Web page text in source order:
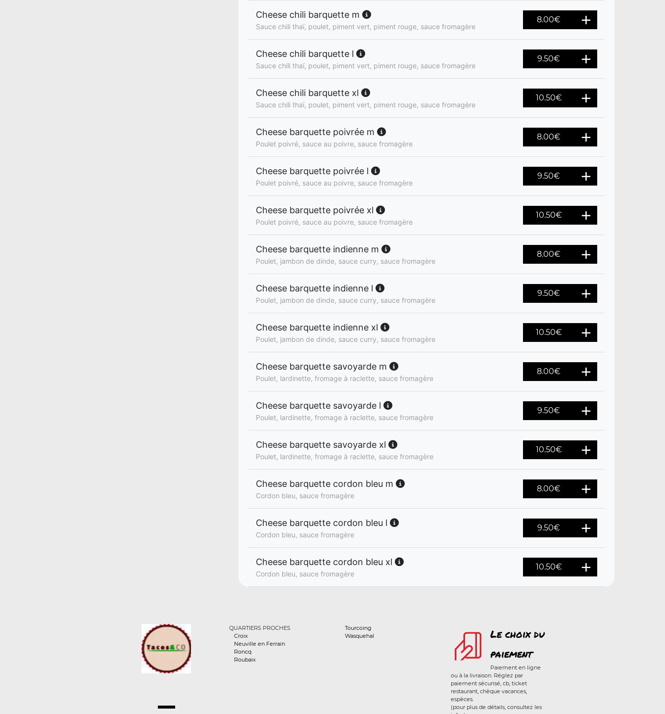
Cheese chili barquette m
Sauce chili thaï, poulet, piment vert, piment rouge, sauce fromagère
8.00€
Cheese chili barquette l
Sauce chili thaï, poulet, piment vert, piment rouge, sauce fromagère
9.50€
Cheese chili barquette xl
Sauce chili thaï, poulet, piment vert, piment rouge, sauce fromagère
10.50€
Cheese barquette poivrée m
Poulet poivré, sauce au poivre, sauce fromagère
8.00€
Cheese barquette poivrée l
Poulet poivré, sauce au poivre, sauce fromagère
9.50€
Cheese barquette poivrée xl
Poulet poivré, sauce au poivre, sauce fromagère
10.50€
Cheese barquette indienne m
Poulet, jambon de dinde, sauce curry, sauce fromagère
8.00€
Cheese barquette indienne l
Poulet, jambon de dinde, sauce curry, sauce fromagère
9.50€
Cheese barquette indienne xl
Poulet, jambon de dinde, sauce curry, sauce fromagère
10.50€
Cheese barquette savoyarde m
Poulet, lardinette, fromage à raclette, sauce fromagère
8.00€
Cheese barquette savoyarde l
Poulet, lardinette, fromage à raclette, sauce fromagère
9.50€
Cheese barquette savoyarde xl
Poulet, lardinette, fromage à raclette, sauce fromagère
10.50€
Cheese barquette cordon bleu m
Cordon bleu, sauce fromagère
8.00€
Cheese barquette cordon bleu l
Cordon bleu, sauce fromagère
9.50€
Cheese barquette cordon bleu xl
Cordon bleu, sauce fromagère
10.50€
QUARTIERS PROCHES
Croix
Neuville en Ferrain
Roncq
Roubaix
Tourcoing
Wasquehal
Le choix du
paiement
Paiement en ligne
ou à la livraison. Réglez par
paiement sécurisé, cb, ticket
restaurant, chèque vacances,
espèces.
(pour plus de détails, consultez les